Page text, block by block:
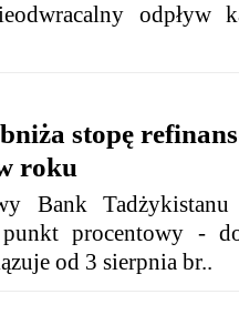
odpływ
stopę
roku
Bank
punkt procentowy -
od 3 sierpnia br..